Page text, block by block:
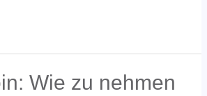
Wie zu nehmen